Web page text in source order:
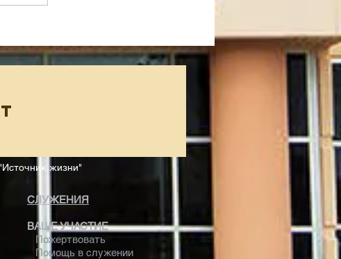
Праведности
жизни"
СЛУЖЕНИЯ
ВАШЕ УЧАСТИЕ
Пожертвовать
Помощь в служении